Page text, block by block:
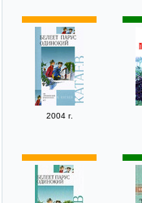
2004 г.